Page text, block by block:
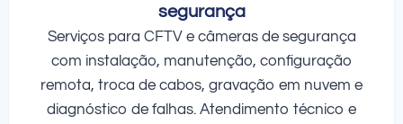
segurança
Serviços para CFTV e câmeras de segurança
com instalação, manutenção, configuração
remota, troca de cabos, gravação em nuvem e
diagnóstico de falhas. Atendimento técnico e